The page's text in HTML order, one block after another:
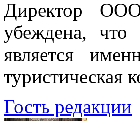
Директор
убеждена, что
является
туристическая
Гость редакции